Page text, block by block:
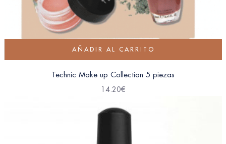
AÑADIR AL CARRITO
Technic Make up Collection 5 piezas
14.20€